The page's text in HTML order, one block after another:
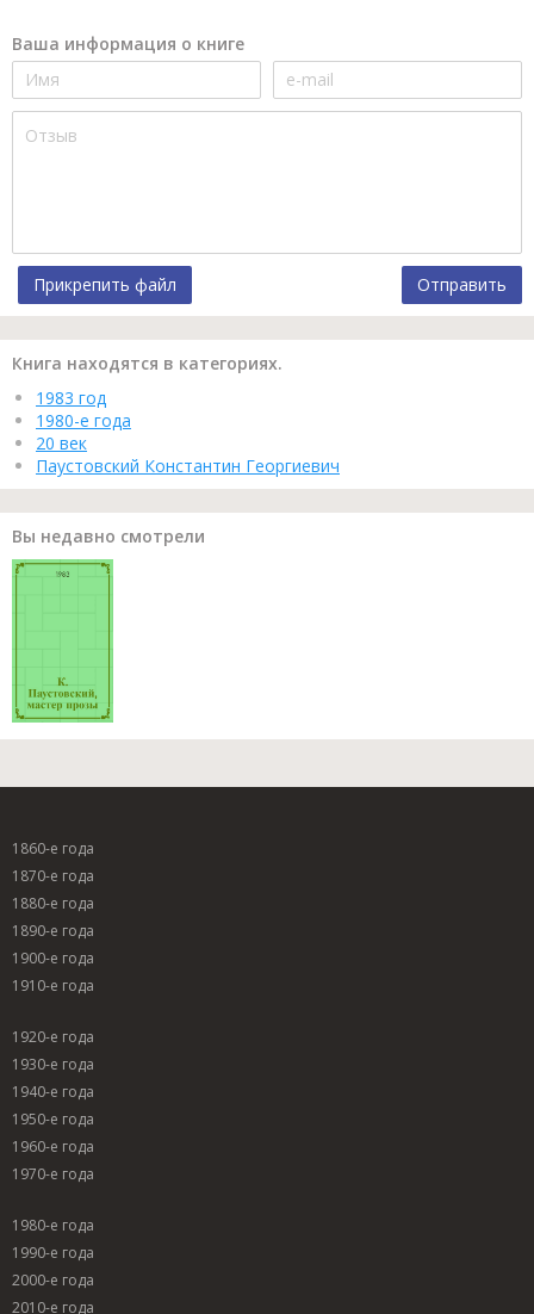
Ваша информация о книге
Прикрепить файл Отправить
Книга находятся в категориях.
1983 год
1980-е года
20 век
Паустовский Константин Георгиевич
Вы недавно смотрели
1860-е года
1870-е года
1880-е года
1890-е года
1900-е года
1910-е года
1920-е года
1930-е года
1940-е года
1950-е года
1960-е года
1970-е года
1980-е года
1990-е года
2000-е года
2010-е года